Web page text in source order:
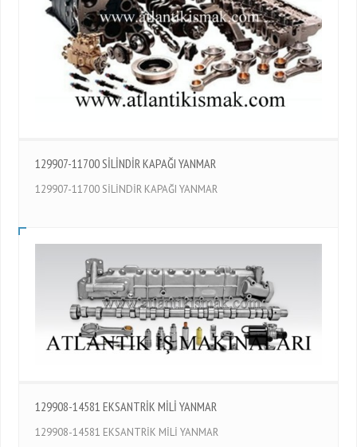
129907-11700 SİLİNDİR KAPAĞI YANMAR
129907-11700 SİLİNDİR KAPAĞI YANMAR
129908-14581 EKSANTRİK MİLİ YANMAR
129908-14581 EKSANTRİK MİLİ YANMAR